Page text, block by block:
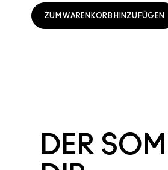
ZUM WARENKORB HINZUFÜGEN
DER